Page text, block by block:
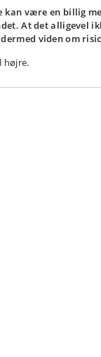
være en billig
At det alligevel
viden om
højre.